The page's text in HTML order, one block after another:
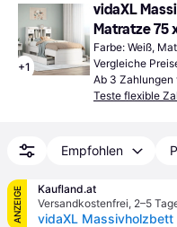
+1
vidaXL
Matratze 75
Farbe: Weiß,
Vergleiche
Ab 3 Zahlungen
Teste flexible
Empfohlen
ANZEIGE
Kaufland.at
Versandkostenfrei, 2–5